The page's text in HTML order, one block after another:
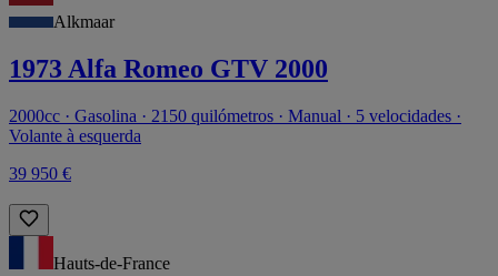
Alkmaar
1973 Alfa Romeo GTV 2000
2000cc · Gasolina · 2150 quilómetros · Manual · 5 velocidades ·
Volante à esquerda
39 950 €
Hauts-de-France